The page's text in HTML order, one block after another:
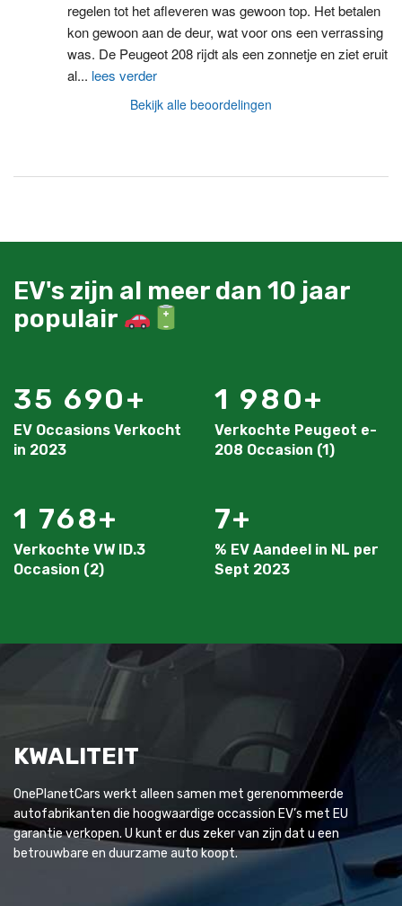
regelen tot het afleveren was gewoon top. Het betalen
kon gewoon aan de deur, wat voor ons een verrassing
was. De Peugeot 208 rijdt als een zonnetje en ziet eruit
al... lees verder
Bekijk alle beoordelingen
EV's zijn al meer dan 10 jaar
populair
35 690
EV Occasions Verkocht
in 2023
1 980
Verkochte Peugeot e-
208 Occasion (1)
1 768
Verkochte VW ID.3
Occasion (2)
7
% EV Aandeel in NL per
Sept 2023
KWALITEIT
OnePlanetCars werkt alleen samen met gerenommeerde
autofabrikanten die hoogwaardige occassion EV’s met EU
garantie verkopen. U kunt er dus zeker van zijn dat u een
betrouwbare en duurzame auto koopt.